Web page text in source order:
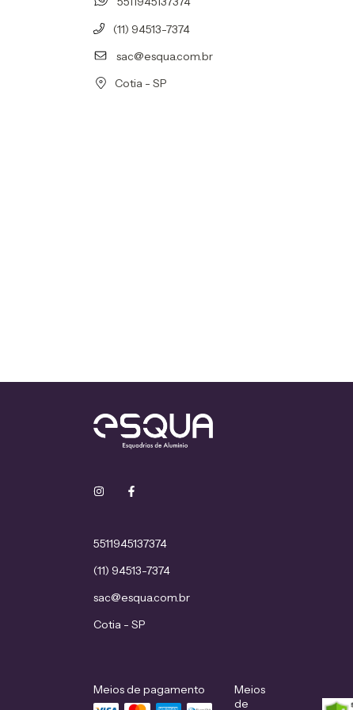
(11) 94513-7374
sac@esqua.com.br
Cotia - SP
5511945137374
(11) 94513-7374
sac@esqua.com.br
Cotia - SP
Meios de pagamento
Meios
de